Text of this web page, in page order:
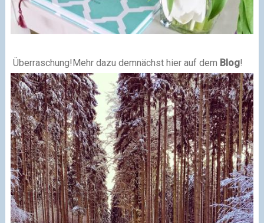
Überraschung!Mehr dazu demnächst hier auf dem Blog!